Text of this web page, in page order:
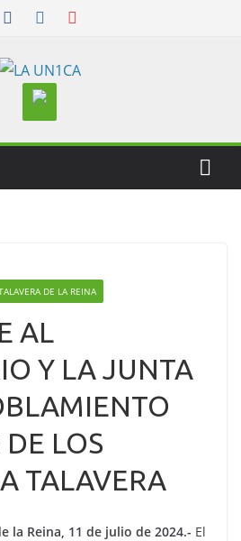
DE LA REINA
AL
Y LA JUNTA
LOS
TALAVERA
la Reina, 11 de julio de 2024.- El